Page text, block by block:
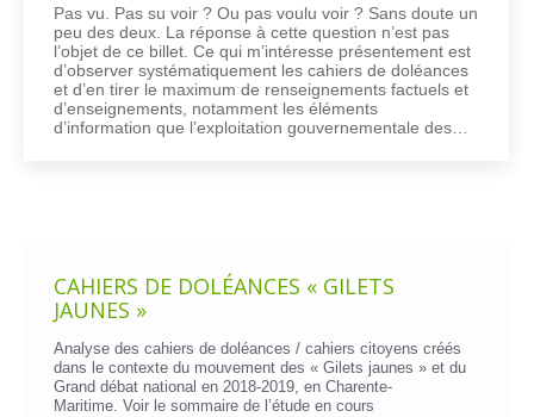
Pas vu. Pas su voir ? Ou pas voulu voir ? Sans doute un
peu des deux. La réponse à cette question n’est pas
l’objet de ce billet. Ce qui m’intéresse présentement est
d’observer systématiquement les cahiers de doléances
et d’en tirer le maximum de renseignements factuels et
d’enseignements, notamment les éléments
d’information que l’exploitation gouvernementale des…
CAHIERS DE DOLÉANCES « GILETS
JAUNES »
Analyse des cahiers de doléances / cahiers citoyens créés
dans le contexte du mouvement des « Gilets jaunes » et du
Grand débat national en 2018-2019, en Charente-
Maritime. Voir le sommaire de l’étude en cours